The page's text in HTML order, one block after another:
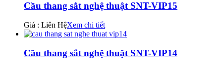
Cầu thang sắt nghệ thuật SNT-VIP15
Giá : Liên HệXem chi tiết
Cầu thang sắt nghệ thuật SNT-VIP14